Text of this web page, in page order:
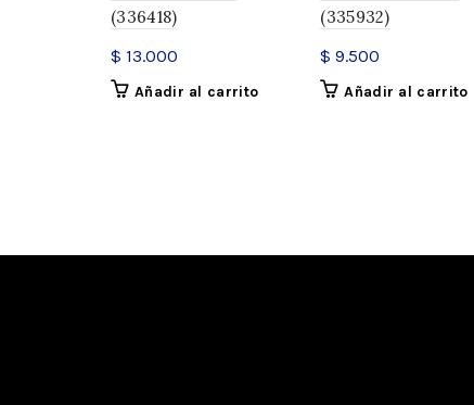
(336418)
$ 13.000
Añadir al carrito
(335932)
$ 9.500
Añadir al carrito